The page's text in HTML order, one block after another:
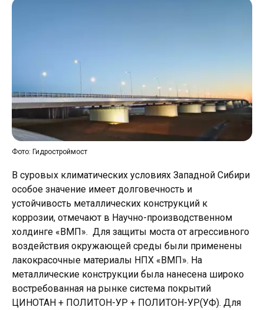
Фото: Гидростроймост
В суровых климатических условиях Западной Сибири
особое значение имеет долговечность и
устойчивость металлических конструкций к
коррозии, отмечают в Научно-производственном
холдинге «ВМП». Для защиты моста от агрессивного
воздействия окружающей среды были применены
лакокрасочные материалы НПХ «ВМП». На
металлические конструкции была нанесена широко
востребованная на рынке система покрытий
ЦИНОТАН + ПОЛИТОН-УР + ПОЛИТОН-УР(УФ). Для